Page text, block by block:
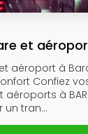
et
aéroport à
Confiez
à
un tran...